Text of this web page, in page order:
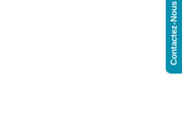
Contactez-Nous